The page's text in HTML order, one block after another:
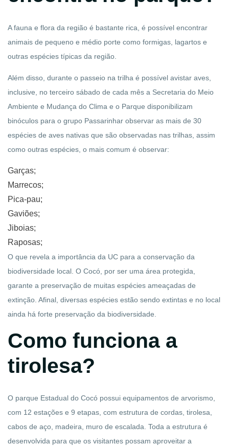
A fauna e flora da região é bastante rica, é possível encontrar
animais de pequeno e médio porte como formigas, lagartos e
outras espécies típicas da região.
Além disso, durante o passeio na trilha é possível avistar aves,
inclusive, no terceiro sábado de cada mês a Secretaria do Meio
Ambiente e Mudança do Clima e o Parque disponibilizam
binóculos para o grupo Passarinhar observar as mais de 30
espécies de aves nativas que são observadas nas trilhas, assim
como outras espécies, o mais comum é observar:
Garças;
Marrecos;
Pica-pau;
Gaviões;
Jiboias;
Raposas;
O que revela a importância da UC para a conservação da
biodiversidade local. O Cocó, por ser uma área protegida,
garante a preservação de muitas espécies ameaçadas de
extinção. Afinal, diversas espécies estão sendo extintas e no local
ainda há forte preservação da biodiversidade.
Como funciona a
tirolesa?
O parque Estadual do Cocó possui equipamentos de arvorismo,
com 12 estações e 9 etapas, com estrutura de cordas, tirolesa,
cabos de aço, madeira, muro de escalada. Toda a estrutura é
desenvolvida para que os visitantes possam aproveitar a